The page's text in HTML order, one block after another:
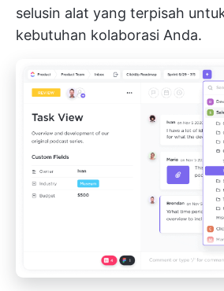
selusin alat yang terpisah
kebutuhan kolaborasi Anda.